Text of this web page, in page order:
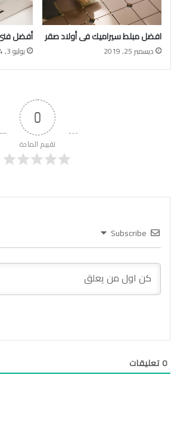
افضل مبلط سيراميك فى أولاد صقر
ديسمبر 25, 2019
أفضل
يوليو 3, 2024
0
تقييم المادة
Subscribe
0تعليقات